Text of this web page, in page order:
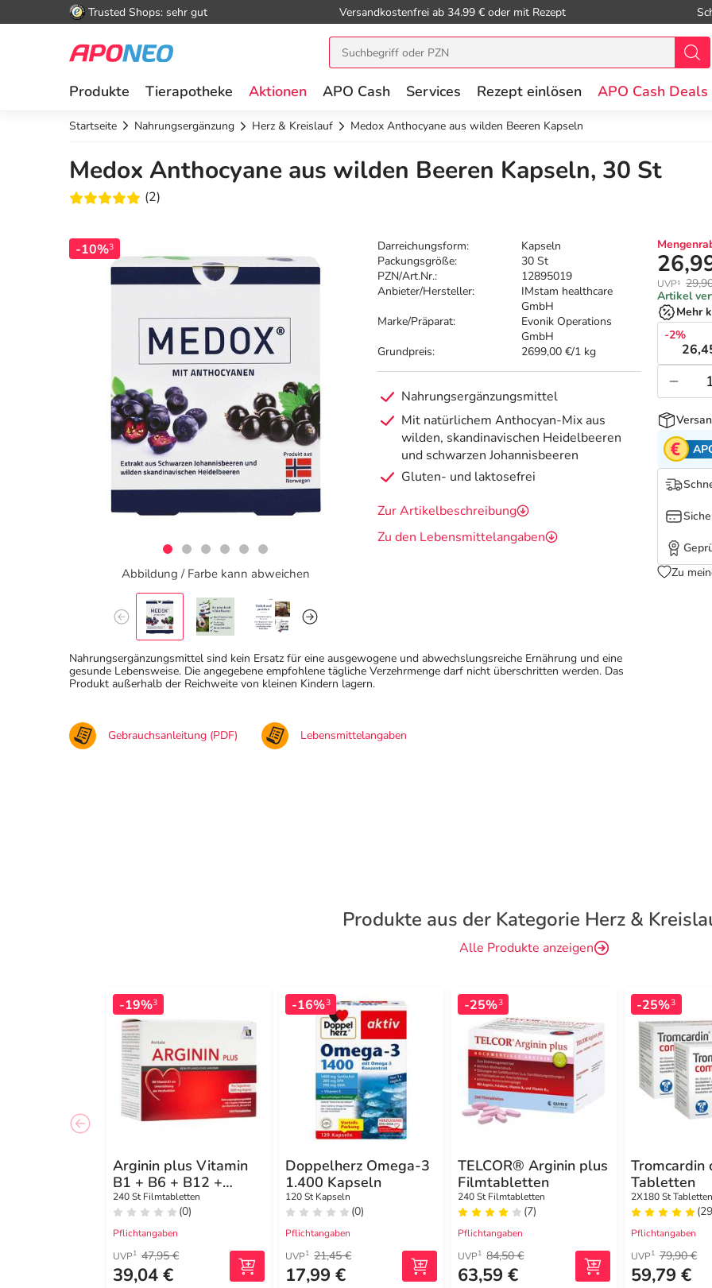
Trusted Shops: sehr gut Versandkostenfrei ab 34.99 € oder mit Rezept
Produkte Tierapotheke Aktionen APO Cash Services Rezept einlösen APO Cash Deals
Startseite Nahrungsergänzung Herz & Kreislauf Medox Anthocyane aus wilden Beeren Kapseln
Medox Anthocyane aus wilden Beeren Kapseln, 30 St
(2)
-10%3
Abbildung / Farbe kann abweichen
Darreichungsform:
Kapseln
Packungsgröße:
30 St
PZN/Art.Nr.:
12895019
Anbieter/Hersteller:
IMstam healthcare
GmbH
Marke/Präparat:
Evonik Operations
GmbH
Grundpreis:
2699,00 €/1 kg
Nahrungsergänzungsmittel
Mit natürlichem Anthocyan-Mix aus
wilden, skandinavischen Heidelbeeren
und schwarzen Johannisbeeren
Gluten- und laktosefrei
Zur Artikelbeschreibung
Zu den Lebensmittelangaben
UVP¹
Artikel
Mehr
-2%
Zu
Nahrungsergänzungsmittel sind kein Ersatz für eine ausgewogene und abwechslungsreiche Ernährung und eine
gesunde Lebensweise. Die angegebene empfohlene tägliche Verzehrmenge darf nicht überschritten werden. Das
Produkt außerhalb der Reichweite von kleinen Kindern lagern.
Gebrauchsanleitung (PDF) Lebensmittelangaben
Produkte aus der Kategorie Herz &
Alle Produkte anzeigen
-19%3
Arginin plus Vitamin
B1 + B6 + B12 +
Folsäure
Filmtabletten
240 St Filmtabletten
(0)
Pflichtangaben
UVP1 47,95 €
39,04 €
-16%3
Doppelherz Omega-3
1.400 Kapseln
120 St Kapseln
(0)
Pflichtangaben
UVP1 21,45 €
17,99 €
-25%3
TELCOR® Arginin plus
Filmtabletten
240 St Filmtabletten
(7)
Pflichtangaben
UVP1 84,50 €
63,59 €
-25%3
Tromcardin
Tabletten
2X180 St Tabletten
Pflichtangaben
UVP1 79,90 €
59,79 €